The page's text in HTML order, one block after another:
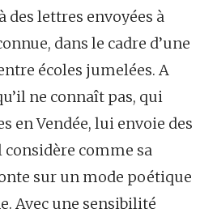
des lettres envoyées à
dans le cadre d’une
écoles jumelées. A
ne connaît pas, qui
en Vendée, lui envoie des
considère comme sa
sur un mode poétique
Avec une sensibilité